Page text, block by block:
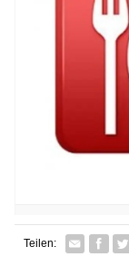
Teilen: